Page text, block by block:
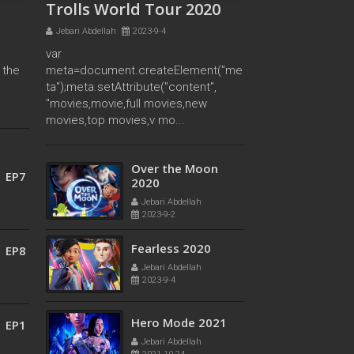
the
Trolls World Tour 2020
Jebari Abdellah 2023-9-4
var
meta=document.createElement("me
ta");meta.setAttribute("content",
"movies,movie,full movies,new
movies,top movies,v mo...
The Knight and the
Princess 2020
2023-8-31
Over the Moon
Jebari Abdellah
2023-9-4